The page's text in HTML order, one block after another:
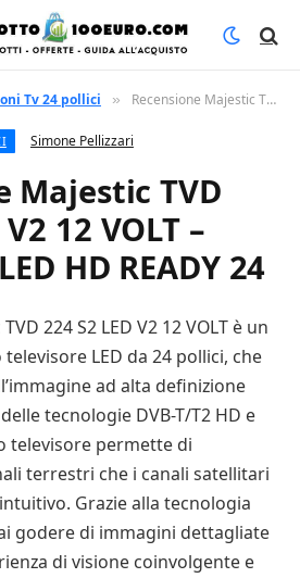
Tv 24 pollici » Recensione Majestic TVD 224 S2 LED V2 12 VOLT – Televisore LED HD READY 24
Simone Pellizzari
Majestic TVD
12 VOLT –
HD READY 24
224 S2 LED V2 12 VOLT è un
LED da 24 pollici, che
ad alta definizione
tecnologie DVB-T/T2 HD e
televisore permette di
terrestri che i canali satellitari
Grazie alla tecnologia
godere di immagini dettagliate
di visione coinvolgente e